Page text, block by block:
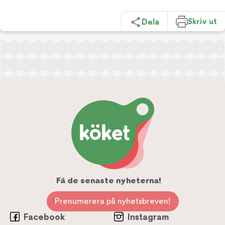
Dela Skriv ut
Få de senaste nyheterna!
Prenumerera på nyhetsbreven!
Facebook
Instagram